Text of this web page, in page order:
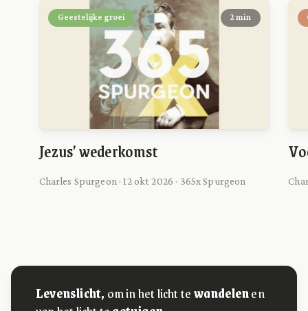
Geestelijke groei 2 min
Jezus’ wederkomst
Charles Spurgeon · 12 okt 2026 · 365x Spurgeon
Levenslicht, om in het licht tewandelenen